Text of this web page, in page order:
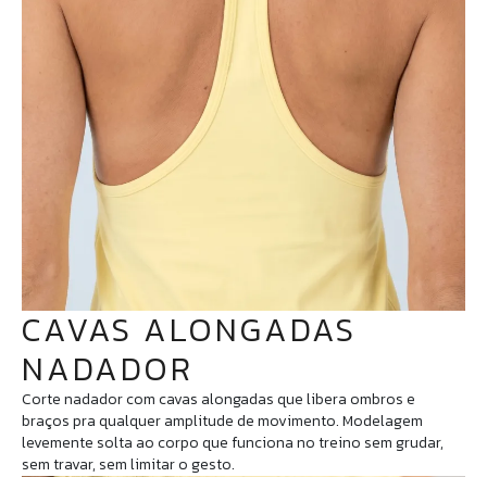
CAVAS ALONGADAS
NADADOR
Corte nadador com cavas alongadas que libera ombros e
braços pra qualquer amplitude de movimento. Modelagem
levemente solta ao corpo que funciona no treino sem grudar,
sem travar, sem limitar o gesto.